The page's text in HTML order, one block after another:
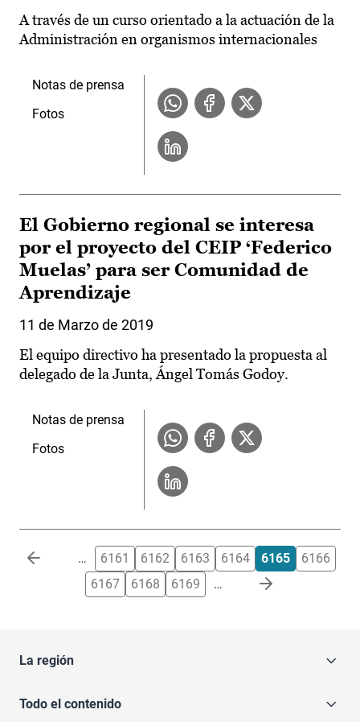
A través de un curso orientado a la actuación de la
Administración en organismos internacionales
Notas de prensa
Fotos
El Gobierno regional se interesa
por el proyecto del CEIP ‘Federico
Muelas’ para ser Comunidad de
Aprendizaje
11 de Marzo de 2019
El equipo directivo ha presentado la propuesta al
delegado de la Junta, Ángel Tomás Godoy.
Notas de prensa
Fotos
Paginación … 6161 6162 6163 6164 6165
6166
6167
6168 6169 …
La región
Todo el contenido